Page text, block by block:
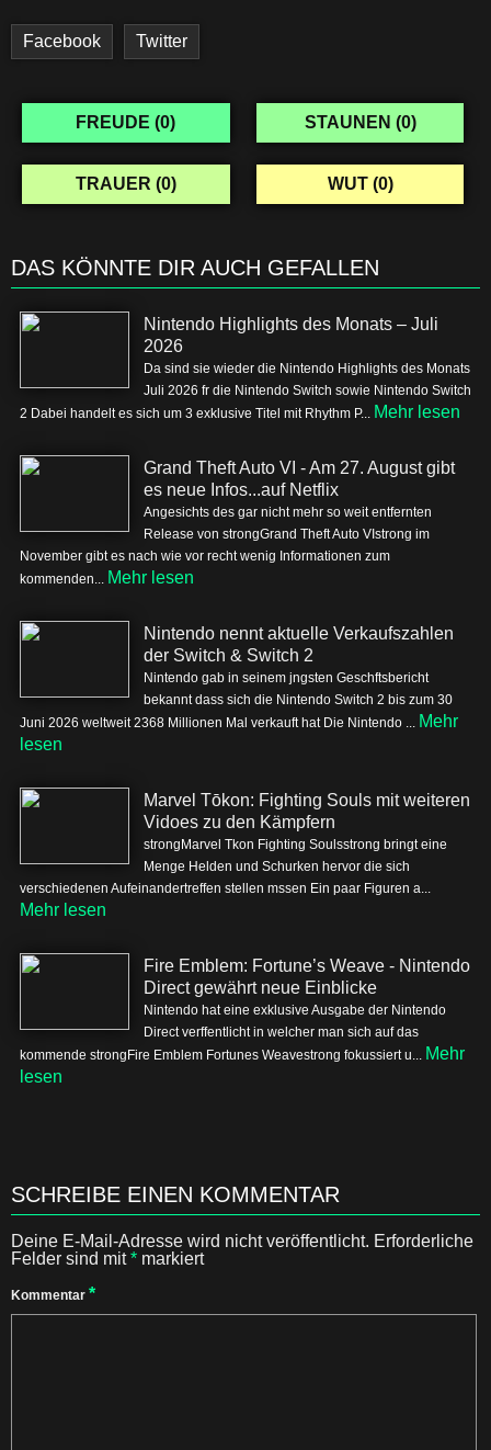
Facebook Twitter
FREUDE (0) STAUNEN (0)
TRAUER (0) WUT (0)
DAS KÖNNTE DIR AUCH GEFALLEN
Nintendo Highlights des Monats – Juli
2026
Da sind sie wieder die Nintendo Highlights des Monats
Juli 2026 fr die Nintendo Switch sowie Nintendo Switch
2 Dabei handelt es sich um 3 exklusive Titel mit Rhythm P... Mehr lesen
Grand Theft Auto VI - Am 27. August gibt
es neue Infos...auf Netflix
Angesichts des gar nicht mehr so weit entfernten
Release von strongGrand Theft Auto VIstrong im
November gibt es nach wie vor recht wenig Informationen zum
kommenden... Mehr lesen
Nintendo nennt aktuelle Verkaufszahlen
der Switch & Switch 2
Nintendo gab in seinem jngsten Geschftsbericht
bekannt dass sich die Nintendo Switch 2 bis zum 30
Juni 2026 weltweit 2368 Millionen Mal verkauft hat Die Nintendo ... Mehr
lesen
Marvel Tōkon: Fighting Souls mit weiteren
Vidoes zu den Kämpfern
strongMarvel Tkon Fighting Soulsstrong bringt eine
Menge Helden und Schurken hervor die sich
verschiedenen Aufeinandertreffen stellen mssen Ein paar Figuren a...
Mehr lesen
Fire Emblem: Fortune’s Weave - Nintendo
Direct gewährt neue Einblicke
Nintendo hat eine exklusive Ausgabe der Nintendo
Direct verffentlicht in welcher man sich auf das
kommende strongFire Emblem Fortunes Weavestrong fokussiert u... Mehr
lesen
SCHREIBE EINEN KOMMENTAR
Deine E-Mail-Adresse wird nicht veröffentlicht. Erforderliche
Felder sind mit* markiert
Kommentar *